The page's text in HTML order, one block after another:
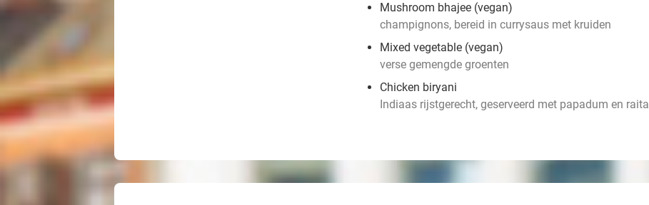
Mushroom bhajee (vegan)
champignons, bereid in currysaus met kruiden
Mixed vegetable (vegan)
verse gemengde groenten
Chicken biryani
Indiaas rijstgerecht, geserveerd met papadum en raita